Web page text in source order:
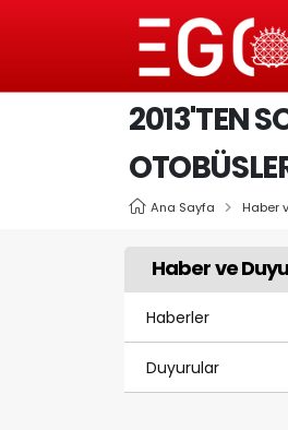
2013'TEN
Ana Sayfa Haber
Haber ve
Haberler
Duyurular